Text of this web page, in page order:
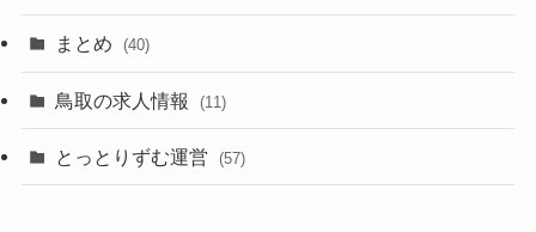
まとめ (40)
鳥取の求人情報 (11)
とっとりずむ運営 (57)